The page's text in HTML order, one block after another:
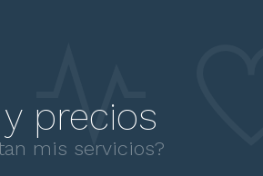
precios
mis servicios?